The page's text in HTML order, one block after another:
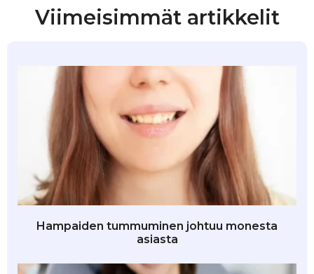
Viimeisimmät artikkelit
Hampaiden tummuminen johtuu monesta
asiasta